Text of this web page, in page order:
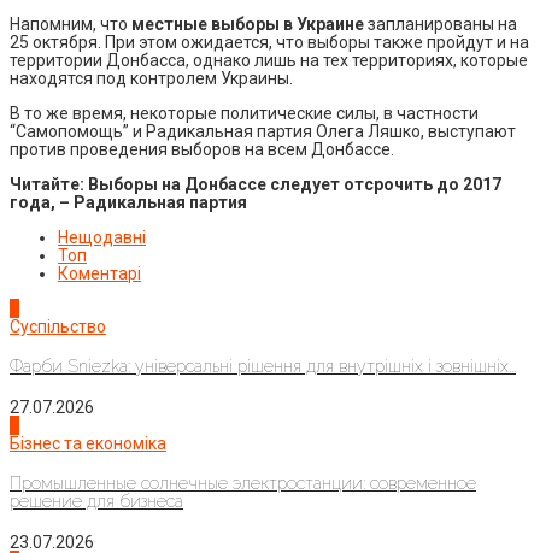
Напомним, что местные выборы в Украинезапланированы на
25 октября. При этом ожидается, что выборы также пройдут и на
территории Донбасса, однако лишь на тех территориях, которые
находятся под контролем Украины.
В то же время, некоторые политические силы, в частности
“Самопомощь” и Радикальная партия Олега Ляшко, выступают
против проведения выборов на всем Донбассе.
Читайте: Выборы на Донбассе следует отсрочить до 2017
года, – Радикальная партия
Нещодавні
Топ
Коментарі
Суспільство
Фарби Sniezka: універсальні рішення для внутрішніх і зовнішніх...
27.07.2026
Бізнес та економіка
Промышленные солнечные электростанции: современное
решение для бизнеса
23.07.2026